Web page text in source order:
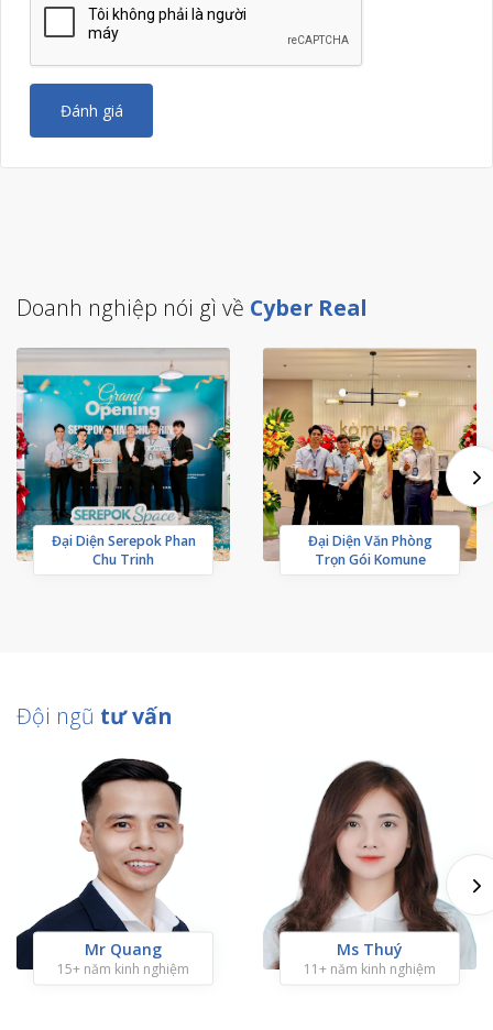
Đánh giá
Doanh nghiệp nói gì về Cyber Real
Đại Diện Serepok Phan
Chu Trinh
Đại Diện Văn Phòng
Trọn Gói Komune
Đội ngũ tư vấn
Mr Quang
15+ năm kinh nghiệm
Ms Thuý
11+ năm kinh nghiệm